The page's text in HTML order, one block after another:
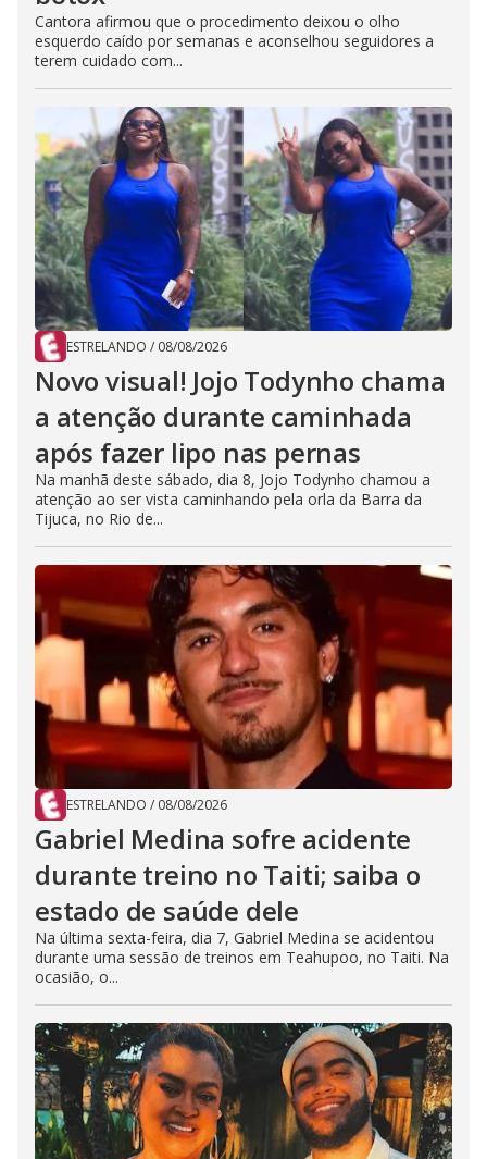
Cantora afirmou que o procedimento deixou o olho
esquerdo caído por semanas e aconselhou seguidores a
terem cuidado com...
ESTRELANDO / 08/08/2026
Novo visual! Jojo Todynho chama
a atenção durante caminhada
após fazer lipo nas pernas
Na manhã deste sábado, dia 8, Jojo Todynho chamou a
atenção ao ser vista caminhando pela orla da Barra da
Tijuca, no Rio de...
ESTRELANDO / 08/08/2026
Gabriel Medina sofre acidente
durante treino no Taiti; saiba o
estado de saúde dele
Na última sexta-feira, dia 7, Gabriel Medina se acidentou
durante uma sessão de treinos em Teahupoo, no Taiti. Na
ocasião, o...